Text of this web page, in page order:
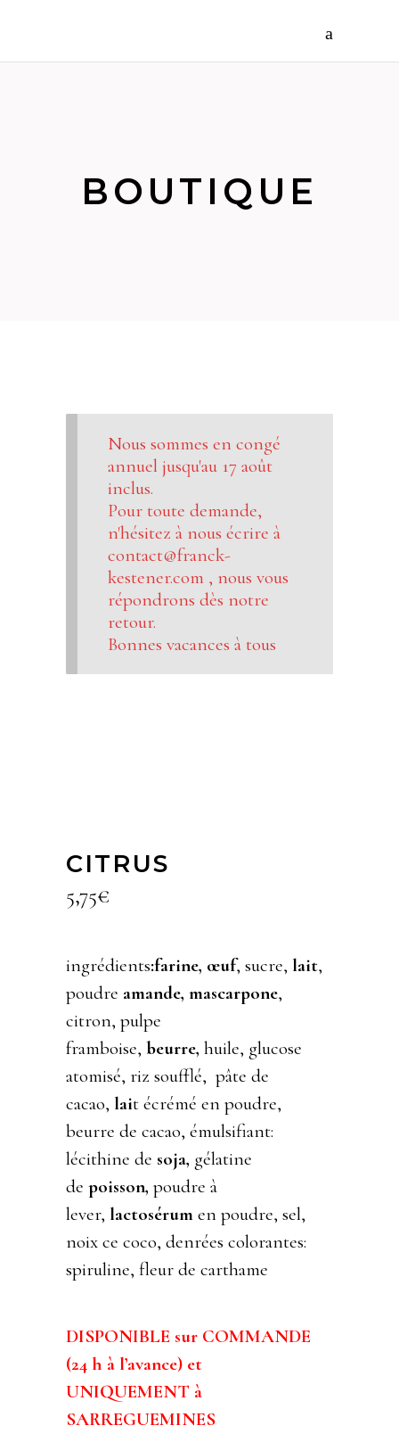
BOUTIQUE
Nous sommes en congé
annuel jusqu'au 17 août
inclus.
Pour toute demande,
n'hésitez à nous écrire à
contact@franck-
kestener.com , nous vous
répondrons dès notre
retour.
Bonnes vacances à tous
CITRUS
5,75€
ingrédients:farine, œuf, sucre, lait,
poudre amande, mascarpone,
citron, pulpe
framboise, beurre, huile, glucose
atomisé, riz soufflé, pâte de
cacao, lait écrémé en poudre,
beurre de cacao, émulsifiant:
lécithine de soja, gélatine
de poisson, poudre à
lever, lactosérum en poudre, sel,
noix ce coco, denrées colorantes:
spiruline, fleur de carthame
DISPONIBLE sur COMMANDE
(24 h à l’avance) et
UNIQUEMENT à
SARREGUEMINES